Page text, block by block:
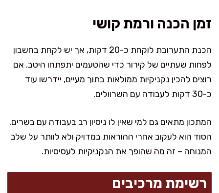
זמן הכנה ורמת קושי
הכנת התערובת לוקחת כ-20 דקות, אך יש לקחת בחשבון
לפחות שעתיים של קירור כדי שהטעמים יתפתחו היטב. אם
רוצים להכין נקניקיות ממולאות בתוך מעיים, יידרשו עוד
כ-30 דקות לעבודה עם השרוולים.
המתכון מתאים גם למי שאין לו ניסיון רב בעבודה עם בשרים.
הסוד הוא לעקוב אחרי ההוראות במדויק ולא לוותר על שלב
המנוחה – זה מה שהופך את הנקניקיות לעסיסיות.
רשימת מרכיבים